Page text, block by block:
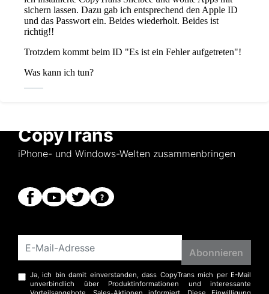
CopyTrans
iPhone- und Windows-Welten zusammenbringen
Ja, ich bin damit einverstanden, dass CopyTrans mich per E-Mail
unverbindlich über Produktinformationen und interessante